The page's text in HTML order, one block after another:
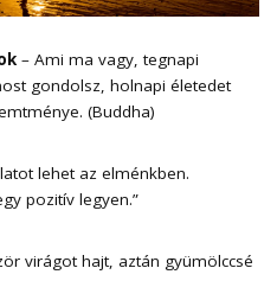
– Ami ma vagy, tegnapi
gondolsz, holnapi életedet
(Buddha)
lehet az elménkben.
pozitív legyen.”
hajt, aztán gyümölccsé